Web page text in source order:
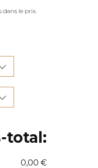
dans le prix.
total:
0,00 €